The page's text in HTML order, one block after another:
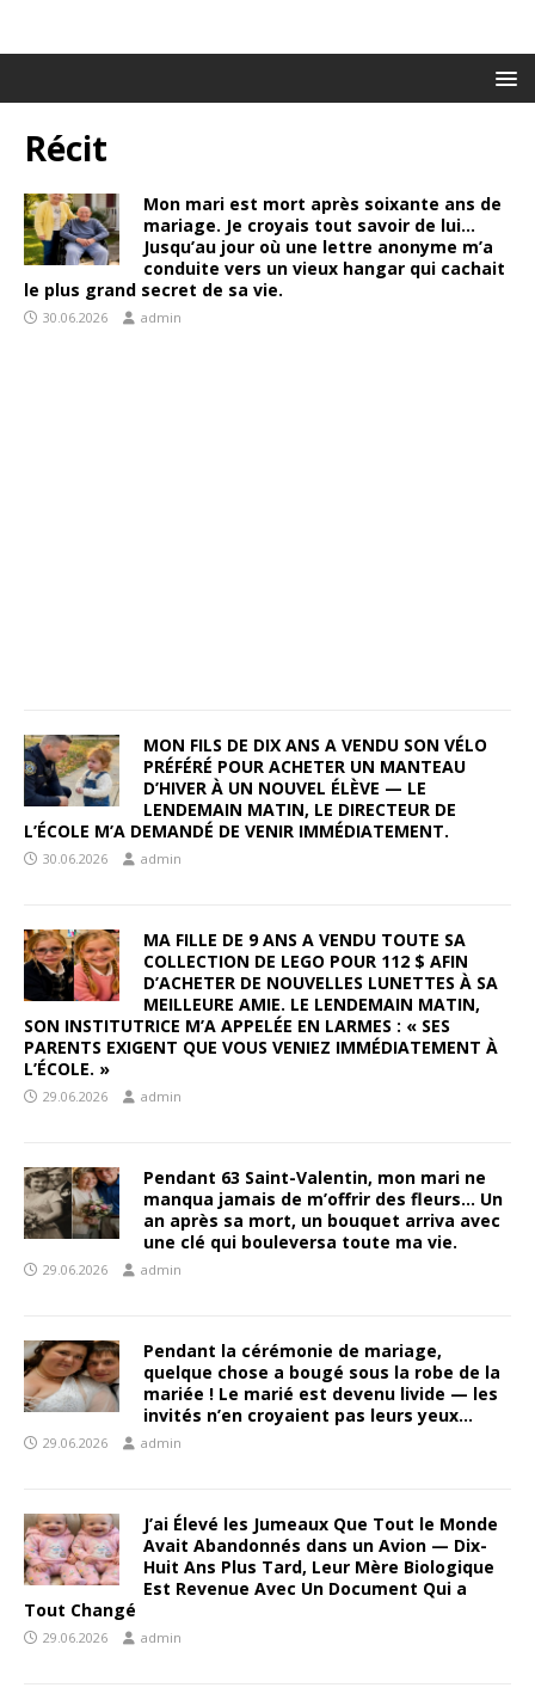
Récit
Mon mari est mort après soixante ans de
mariage. Je croyais tout savoir de lui…
Jusqu’au jour où une lettre anonyme m’a
conduite vers un vieux hangar qui cachait
le plus grand secret de sa vie.
30.06.2026 admin
MON FILS DE DIX ANS A VENDU SON VÉLO
PRÉFÉRÉ POUR ACHETER UN MANTEAU
D’HIVER À UN NOUVEL ÉLÈVE — LE
LENDEMAIN MATIN, LE DIRECTEUR DE
L’ÉCOLE M’A DEMANDÉ DE VENIR IMMÉDIATEMENT.
30.06.2026 admin
MA FILLE DE 9 ANS A VENDU TOUTE SA
COLLECTION DE LEGO POUR 112 $ AFIN
D’ACHETER DE NOUVELLES LUNETTES À SA
MEILLEURE AMIE. LE LENDEMAIN MATIN,
SON INSTITUTRICE M’A APPELÉE EN LARMES : « SES
PARENTS EXIGENT QUE VOUS VENIEZ IMMÉDIATEMENT À
L’ÉCOLE. »
29.06.2026 admin
Pendant 63 Saint-Valentin, mon mari ne
manqua jamais de m’offrir des fleurs… Un
an après sa mort, un bouquet arriva avec
une clé qui bouleversa toute ma vie.
29.06.2026 admin
Pendant la cérémonie de mariage,
quelque chose a bougé sous la robe de la
mariée ! Le marié est devenu livide — les
invités n’en croyaient pas leurs yeux…
29.06.2026 admin
J’ai Élevé les Jumeaux Que Tout le Monde
Avait Abandonnés dans un Avion — Dix-
Huit Ans Plus Tard, Leur Mère Biologique
Est Revenue Avec Un Document Qui a
Tout Changé
29.06.2026 admin